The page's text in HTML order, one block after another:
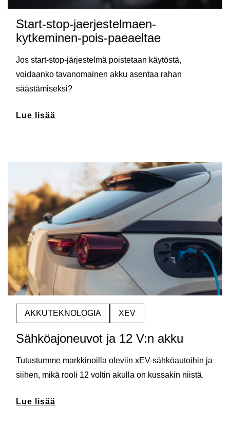
Start-stop-jaerjestelmaen-
kytkeminen-pois-paeaeltae
Jos start-stop-järjestelmä poistetaan käytöstä,
voidaanko tavanomainen akku asentaa rahan
säästämiseksi?
Lue lisää
AKKUTEKNOLOGIA XEV
Sähköajoneuvot ja 12 V:n akku
Tutustumme markkinoilla oleviin xEV-sähköautoihin ja
siihen, mikä rooli 12 voltin akulla on kussakin niistä.
Lue lisää